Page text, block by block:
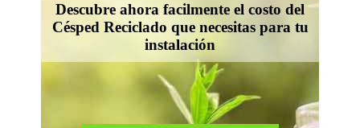
Descubre ahora facilmente el costo del
Césped Reciclado que necesitas para tu
instalación